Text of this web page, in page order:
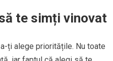
te simți vinovat
ți alege prioritățile. Nu toate